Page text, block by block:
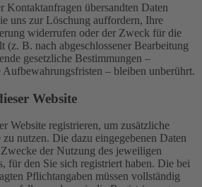
Kontaktanfragen übersandten Daten
uns zur Löschung auffordern, Ihre
widerrufen oder der Zweck für die
(z. B. nach abgeschlossener Bearbeitung
gesetzliche Bestimmungen –
Aufbewahrungsfristen – bleiben unberührt.
Website
Website registrieren, um zusätzliche
nutzen. Die dazu eingegebenen Daten
der Nutzung des jeweiligen
für den Sie sich registriert haben. Die bei
Pflichtangaben müssen vollständig